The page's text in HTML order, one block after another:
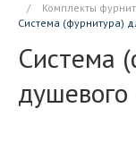
/
Комплекты
Система (фурнитура)
Система